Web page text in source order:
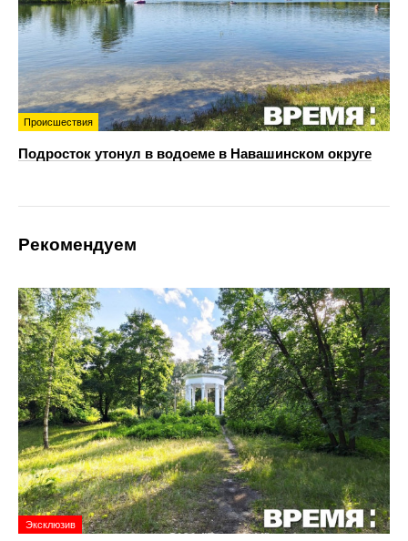
Происшествия
Подросток утонул в водоеме в Навашинском округе
Рекомендуем
Эксклюзив